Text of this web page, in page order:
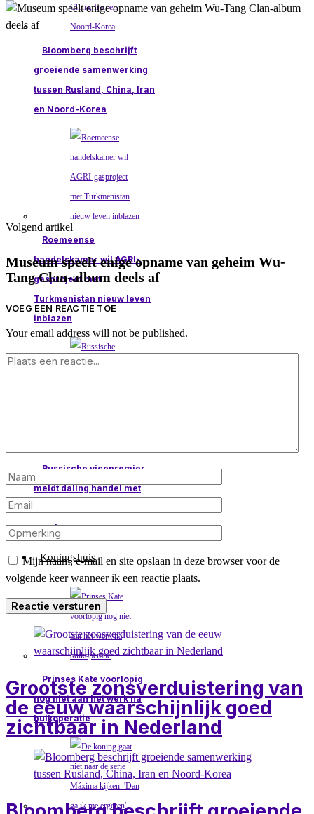
Bloomberg beschrijft
groeiende samenwerking
tussen Rusland, China, Iran
en Noord-Korea
Roemeense
handelskamer wil AGRI-
gasproject met
Turkmenistan nieuw leven
inblazen
Russische vicepremier
meldt daling handel met
van Jerevan
Koningshuis
Prinses Kate voorlopig
nog niet aan het werk na
buikoperatie
Volgend artikel
Museum speelt enige opname van geheim Wu-
Tang Clan-album deels af
VOEG EEN REACTIE TOE
Your email address will not be published.
Mijn naam, e-mail en site opslaan in deze browser voor de
volgende keer wanneer ik een reactie plaats.
Grootste zonsverduistering van
de eeuw waarschijnlijk goed
zichtbaar in Nederland